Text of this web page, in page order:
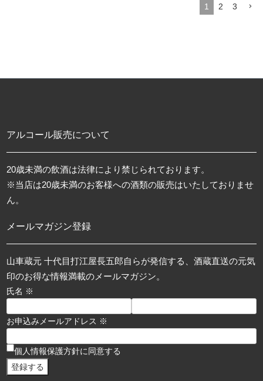
1 2 3
アルコール販売について
20歳未満の飲酒は法律により禁じられております。
※当店は20歳未満のお客様への酒類の販売はいたしておりませ
ん。
メールマガジン登録
山車蔵元 十代目打江屋長五郎自らが発信する、酒蔵直送の元気
印のお得な情報満載のメールマガジン。
氏名 ※
お申込みメールアドレス ※
個人情報保護方針に同意する